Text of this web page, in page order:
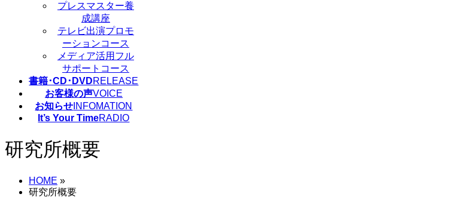
プレスマスター養
成講座
テレビ出演プロモ
ーションコース
メディア活用フル
サポートコース
書籍･CD･DVDRELEASE
お客様の声VOICE
お知らせ INFOMATION
It’s Your TimeRADIO
研究所概要
HOME »
研究所概要